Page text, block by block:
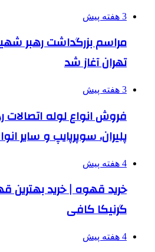
3 هفته پیش
مراسم بزرگداشت رهبر
تهران آغاز شد
3 هفته پیش
پلیران، سوپرپایپ و سایر
4 هفته پیش
خرید قهوه | خرید بهترین
گرنیکا کافی
4 هفته پیش